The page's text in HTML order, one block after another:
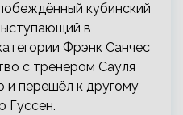
кубинский
в
Фрэнк Санчес
с тренером Сауля
и перешёл к другому
Гуссен.